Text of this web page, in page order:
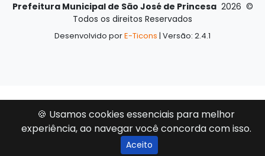
Prefeitura Municipal de São José de Princesa 2026 ©
Todos os direitos Reservados
Desenvolvido porE-Ticons | Versão: 2.4.1
🍪 Usamos cookies essenciais para melhor
experiência, ao navegar você concorda com isso.
Aceito